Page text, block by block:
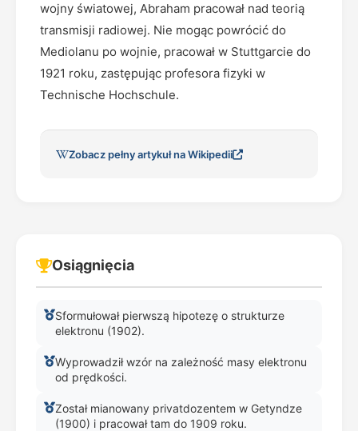
wojny światowej, Abraham pracował nad teorią
transmisji radiowej. Nie mogąc powrócić do
Mediolanu po wojnie, pracował w Stuttgarcie do
1921 roku, zastępując profesora fizyki w
Technische Hochschule.
Zobacz pełny artykuł na Wikipedii
Osiągnięcia
Sformułował pierwszą hipotezę o strukturze
elektronu (1902).
Wyprowadził wzór na zależność masy elektronu
od prędkości.
Został mianowany privatdozentem w Getyndze
(1900) i pracował tam do 1909 roku.